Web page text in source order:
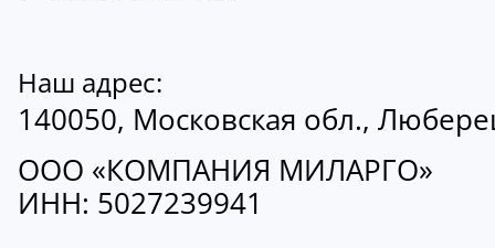
Наш адрес:
140050, Московская обл.,
ООО «КОМПАНИЯ МИЛАРГО»
ИНН: 5027239941